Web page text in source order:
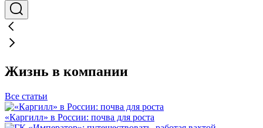
Жизнь в компании
Все статьи
«Каргилл» в России: почва для роста